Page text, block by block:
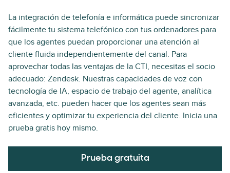
La integración de telefonía e informática puede sincronizar
fácilmente tu sistema telefónico con tus ordenadores para
que los agentes puedan proporcionar una atención al
cliente fluida independientemente del canal. Para
aprovechar todas las ventajas de la CTI, necesitas el socio
adecuado: Zendesk. Nuestras capacidades de voz con
tecnología de IA, espacio de trabajo del agente, analítica
avanzada, etc. pueden hacer que los agentes sean más
eficientes y optimizar tu experiencia del cliente. Inicia una
prueba gratis hoy mismo.
Prueba gratuita